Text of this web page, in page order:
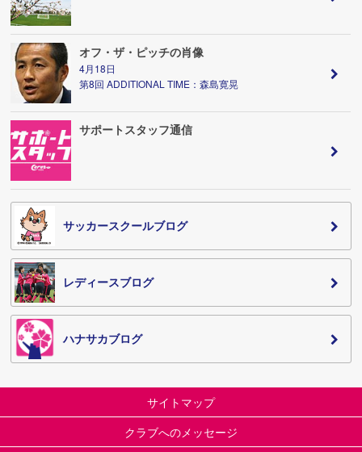
オフ・ザ・ピッチの肖像
4月18日
第8回 ADDITIONAL TIME：森島寛晃
サポートスタッフ通信
サッカースクールブログ
レディースブログ
ハナサカブログ
サイトマップ
クラブへのメッセージ